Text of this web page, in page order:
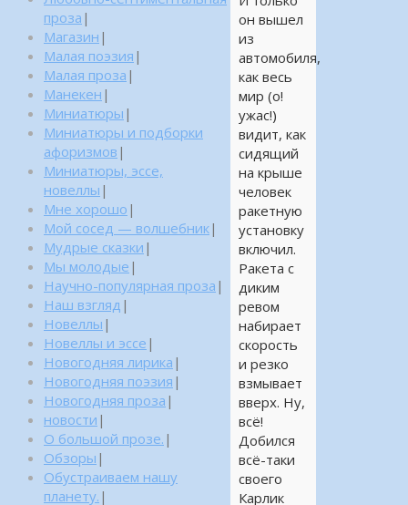
он вышел
из
автомобиля,
как весь
мир (о!
ужас!)
видит, как
сидящий
на крыше
человек
ракетную
установку
включил.
Ракета с
диким
ревом
набирает
скорость
и резко
взмывает
вверх. Ну,
всё!
Добился
всё-таки
своего
Карлик
проза |
Магазин |
Малая поэзия |
Малая проза |
Манекен |
Миниатюры |
Миниатюры и подборки
афоризмов |
Миниатюры, эссе,
новеллы |
Мне хорошо |
Мой сосед — волшебник|
Мудрые сказки |
Мы молодые |
Научно-популярная проза |
Наш взгляд |
Новеллы |
Новеллы и эссе |
Новогодняя лирика |
Новогодняя поэзия |
Новогодняя проза |
новости |
О большой прозе. |
Обзоры |
Обустраиваем нашу
планету. |